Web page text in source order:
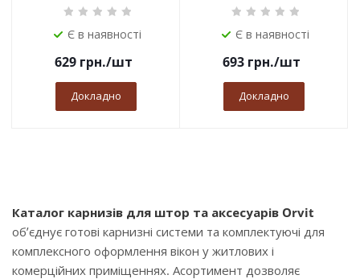
Є в наявності
629грн./шт
Докладно
Є в наявності
693грн./шт
Докладно
Каталог карнизів для штор та аксесуарів Orvit
об’єднує готові карнизні системи та комплектуючі для
комплексного оформлення вікон у житлових і
комерційних приміщеннях. Асортимент дозволяє